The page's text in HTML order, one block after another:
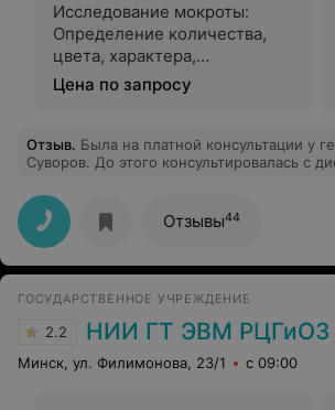
Исследование мокроты:
Определение количества,
цвета, характера,
консистенции, запаха
Цена по запросу
Отзыв. Была на платной консультации у
Суворов. До этого консультировалась с
ферритин и железо в два раза, он и
гематологу, чтобы узнать диагноз и как
железо. В итоге врач высмеял и сказал,
норме, цитирую: хотите поумничать,
поумничаем…40 руб. деньги на ветер.
Отзывы44
ГОСУДАРСТВЕННОЕ УЧРЕЖДЕНИЕ
2.2 НИИ ГТ ЭВМ РЦГиОЗ
Минск, ул. Филимонова, 23/1 с 09:00